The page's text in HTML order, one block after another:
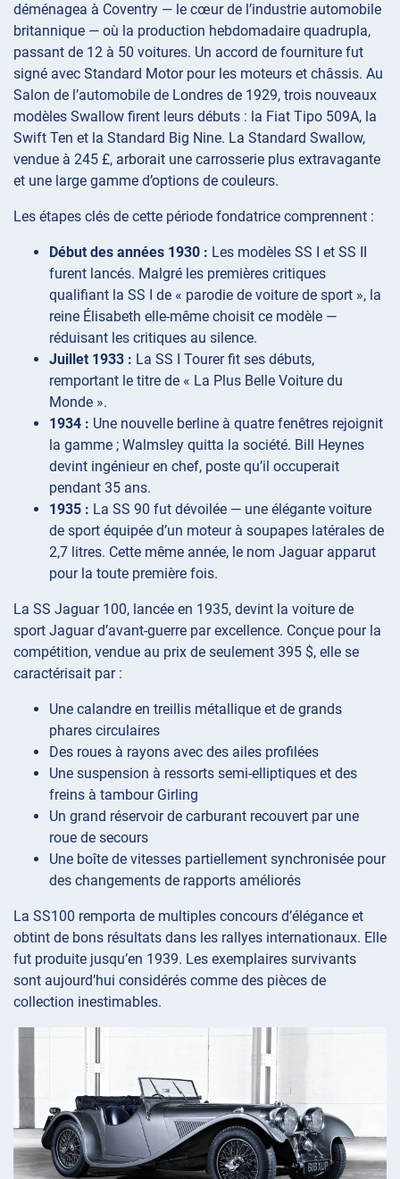
déménagea à Coventry — le cœur de l’industrie automobile
britannique — où la production hebdomadaire quadrupla,
passant de 12 à 50 voitures. Un accord de fourniture fut
signé avec Standard Motor pour les moteurs et châssis. Au
Salon de l’automobile de Londres de 1929, trois nouveaux
modèles Swallow firent leurs débuts : la Fiat Tipo 509A, la
Swift Ten et la Standard Big Nine. La Standard Swallow,
vendue à 245 £, arborait une carrosserie plus extravagante
et une large gamme d’options de couleurs.
Les étapes clés de cette période fondatrice comprennent :
Début des années 1930 : Les modèles SS I et SS II
furent lancés. Malgré les premières critiques
qualifiant la SS I de « parodie de voiture de sport », la
reine Élisabeth elle-même choisit ce modèle —
réduisant les critiques au silence.
Juillet 1933 : La SS I Tourer fit ses débuts,
remportant le titre de « La Plus Belle Voiture du
Monde ».
1934 : Une nouvelle berline à quatre fenêtres rejoignit
la gamme ; Walmsley quitta la société. Bill Heynes
devint ingénieur en chef, poste qu’il occuperait
pendant 35 ans.
1935 : La SS 90 fut dévoilée — une élégante voiture
de sport équipée d’un moteur à soupapes latérales de
2,7 litres. Cette même année, le nom Jaguar apparut
pour la toute première fois.
La SS Jaguar 100, lancée en 1935, devint la voiture de
sport Jaguar d’avant-guerre par excellence. Conçue pour la
compétition, vendue au prix de seulement 395 $, elle se
caractérisait par :
Une calandre en treillis métallique et de grands
phares circulaires
Des roues à rayons avec des ailes profilées
Une suspension à ressorts semi-elliptiques et des
freins à tambour Girling
Un grand réservoir de carburant recouvert par une
roue de secours
Une boîte de vitesses partiellement synchronisée pour
des changements de rapports améliorés
La SS100 remporta de multiples concours d’élégance et
obtint de bons résultats dans les rallyes internationaux. Elle
fut produite jusqu’en 1939. Les exemplaires survivants
sont aujourd’hui considérés comme des pièces de
collection inestimables.